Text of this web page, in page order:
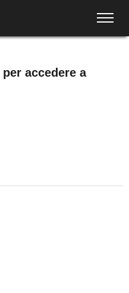
accedere a